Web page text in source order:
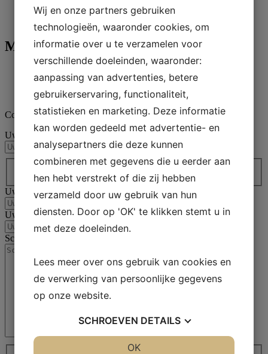
Monstervoorbereiding
English
Demo Kit
Contact opnemen
Uw naam (Vereist)
Land / regio *(Vereist)
Uw e-mail(Vereist)
Uw telefoonnr.(Vereist)
Schrijf je bericht
Ik ga akkoord met het delen van mijn informatie
Wij en onze partners gebruiken
technologieën, waaronder cookies, om
informatie over u te verzamelen voor
verschillende doeleinden, waaronder:
aanpassing van advertenties, betere
gebruikerservaring, functionaliteit,
statistieken en marketing. Deze informatie
kan worden gedeeld met advertentie- en
analysepartners die deze kunnen
combineren met gegevens die u eerder aan
hen hebt verstrekt of die zij hebben
verzameld door uw gebruik van hun
diensten. Door op 'OK' te klikken stemt u in
met deze doeleinden.
Lees meer over ons gebruik van cookies en
de verwerking van persoonlijke gegevens
op onze website.
SCHROEVEN DETAILS
OK